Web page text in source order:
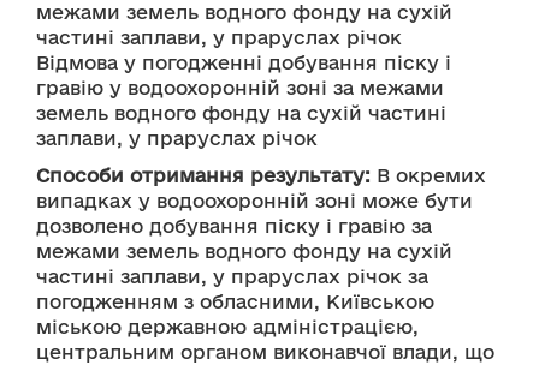
межами земель водного фонду на сухій
частині заплави, у праруслах річок
Відмова у погодженні добування піску і
гравію у водоохоронній зоні за межами
земель водного фонду на сухій частині
заплави, у праруслах річок
Способи отримання результату: В окремих
випадках у водоохоронній зоні може бути
дозволено добування піску і гравію за
межами земель водного фонду на сухій
частині заплави, у праруслах річок за
погодженням з обласними, Київською
міською державною адміністрацією,
центральним органом виконавчої влади, що